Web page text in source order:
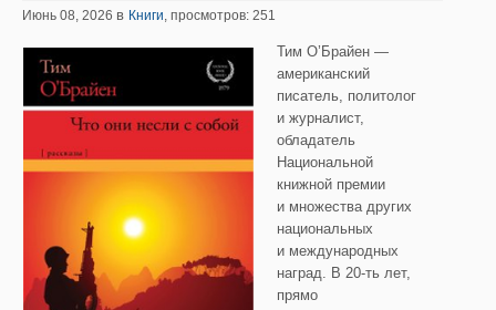
Июнь 08, 2026 в Книги, просмотров: 251
Тим О’Брайен —
американский
писатель, политолог
и журналист,
обладатель
Национальной
книжной премии
и множества других
национальных
и международных
наград. В 20-ть лет,
прямо